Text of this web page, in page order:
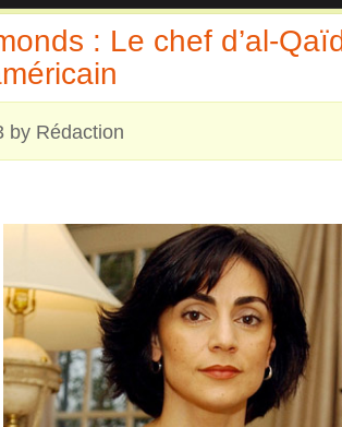
: Le chef d’al-
by Rédaction